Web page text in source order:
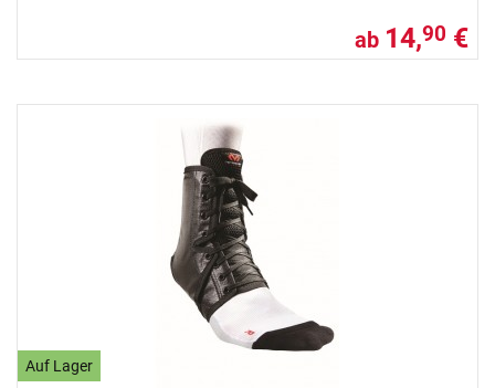
ab 14,90 €
Auf Lager